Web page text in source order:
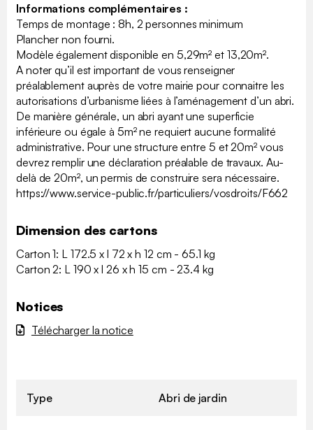
Informations complémentaires :
Temps de montage : 8h, 2 personnes minimum
Plancher non fourni.
Modèle également disponible en 5,29m² et 13,20m².
A noter qu’il est important de vous renseigner
préalablement auprès de votre mairie pour connaitre les
autorisations d’urbanisme liées à l’aménagement d’un abri.
De manière générale, un abri ayant une superficie
inférieure ou égale à 5m² ne requiert aucune formalité
administrative. Pour une structure entre 5 et 20m² vous
devrez remplir une déclaration préalable de travaux. Au-
delà de 20m², un permis de construire sera nécessaire.
https://www.service-public.fr/particuliers/vosdroits/F662
Dimension des cartons
Carton 1: L 172.5 x l 72 x h 12 cm - 65.1 kg
Carton 2: L 190 x l 26 x h 15 cm - 23.4 kg
Notices
Télécharger la notice
Type Abri de jardin